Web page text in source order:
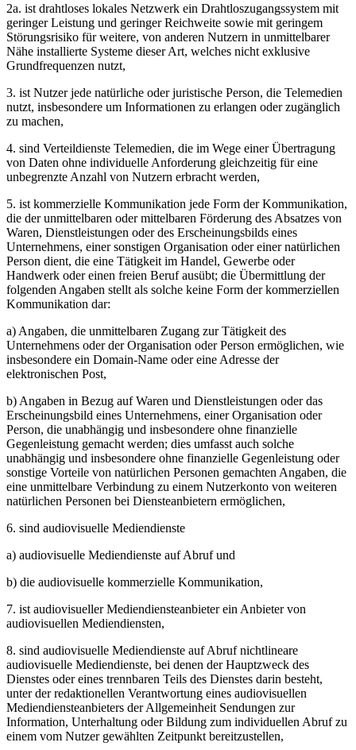
2a. ist drahtloses lokales Netzwerk ein Drahtloszugangssystem mit
geringer Leistung und geringer Reichweite sowie mit geringem
Störungsrisiko für weitere, von anderen Nutzern in unmittelbarer
Nähe installierte Systeme dieser Art, welches nicht exklusive
Grundfrequenzen nutzt,
3. ist Nutzer jede natürliche oder juristische Person, die Telemedien
nutzt, insbesondere um Informationen zu erlangen oder zugänglich
zu machen,
4. sind Verteildienste Telemedien, die im Wege einer Übertragung
von Daten ohne individuelle Anforderung gleichzeitig für eine
unbegrenzte Anzahl von Nutzern erbracht werden,
5. ist kommerzielle Kommunikation jede Form der Kommunikation,
die der unmittelbaren oder mittelbaren Förderung des Absatzes von
Waren, Dienstleistungen oder des Erscheinungsbilds eines
Unternehmens, einer sonstigen Organisation oder einer natürlichen
Person dient, die eine Tätigkeit im Handel, Gewerbe oder
Handwerk oder einen freien Beruf ausübt; die Übermittlung der
folgenden Angaben stellt als solche keine Form der kommerziellen
Kommunikation dar:
a) Angaben, die unmittelbaren Zugang zur Tätigkeit des
Unternehmens oder der Organisation oder Person ermöglichen, wie
insbesondere ein Domain-Name oder eine Adresse der
elektronischen Post,
b) Angaben in Bezug auf Waren und Dienstleistungen oder das
Erscheinungsbild eines Unternehmens, einer Organisation oder
Person, die unabhängig und insbesondere ohne finanzielle
Gegenleistung gemacht werden; dies umfasst auch solche
unabhängig und insbesondere ohne finanzielle Gegenleistung oder
sonstige Vorteile von natürlichen Personen gemachten Angaben, die
eine unmittelbare Verbindung zu einem Nutzerkonto von weiteren
natürlichen Personen bei Diensteanbietern ermöglichen,
6. sind audiovisuelle Mediendienste
a) audiovisuelle Mediendienste auf Abruf und
b) die audiovisuelle kommerzielle Kommunikation,
7. ist audiovisueller Mediendiensteanbieter ein Anbieter von
audiovisuellen Mediendiensten,
8. sind audiovisuelle Mediendienste auf Abruf nichtlineare
audiovisuelle Mediendienste, bei denen der Hauptzweck des
Dienstes oder eines trennbaren Teils des Dienstes darin besteht,
unter der redaktionellen Verantwortung eines audiovisuellen
Mediendiensteanbieters der Allgemeinheit Sendungen zur
Information, Unterhaltung oder Bildung zum individuellen Abruf zu
einem vom Nutzer gewählten Zeitpunkt bereitzustellen,